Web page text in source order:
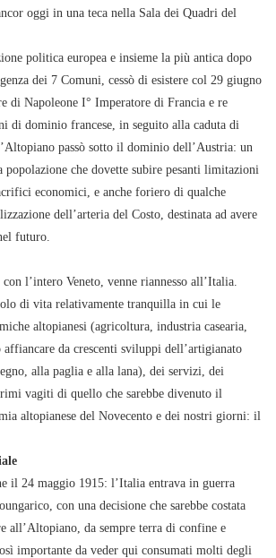
oggi in una teca nella Sala dei Quadri del
politica europea e insieme la più antica dopo
dei 7 Comuni, cessò di esistere col 29 giugno
di Napoleone I° Imperatore di Francia e re
di dominio francese, in seguito alla caduta di
passò sotto il dominio dell’Austria: un
che dovette subire pesanti limitazioni
economici, e anche foriero di qualche
dell’arteria del Costo, destinata ad avere
futuro.
l’intero Veneto, venne riannesso all’Italia.
di vita relativamente tranquilla in cui le
altopianesi (agricoltura, industria casearia,
da crescenti sviluppi dell’artigianato
alla paglia e alla lana), dei servizi, dei
vagiti di quello che sarebbe divenuto il
altopianese del Novecento e dei nostri giorni: il
il 24 maggio 1915: l’Italia entrava in guerra
con una decisione che sarebbe costata
all’Altopiano, da sempre terra di confine e
importante da veder qui consumati molti degli